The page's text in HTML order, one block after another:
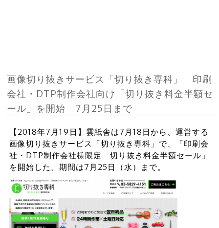
画像切り抜きサービス「切り抜き専科」 印刷
会社・DTP制作会社向け「切り抜き料金半額セ
ール」を開始 7月25日まで
【2018年7月19日】雲紙舎は7月18日から、運営する
画像切り抜きサービス「切り抜き専科」で、「印刷会
社・DTP制作会社様限定 切り抜き料金半額セール」
を開始した。期間は7月25日（水）まで。